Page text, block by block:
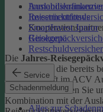
Investmentfonds
SmartInvest Junior
Girokonto
Service
Schadenmeldung
Alles zur
Die Jahres-
und Kunden, die bereits
Mitgliedschaft im ACV
Neukund:in können Sie
Kombination mit der